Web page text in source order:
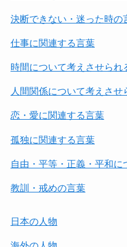
決断できない・迷った時の
仕事に関連する言葉
時間について考えさせられ
人間関係について考えさせ
恋・愛に関連する言葉
孤独に関連する言葉
自由・平等・正義・平和
教訓・戒めの言葉
日本の人物